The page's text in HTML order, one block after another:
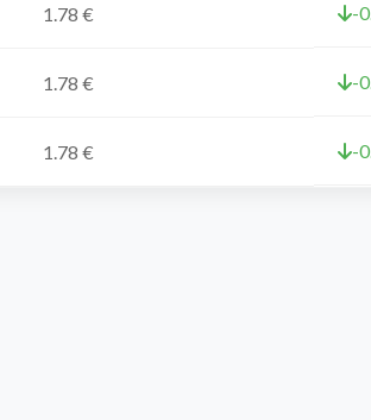
1.78 € -
1.78 € -
1.78 € -